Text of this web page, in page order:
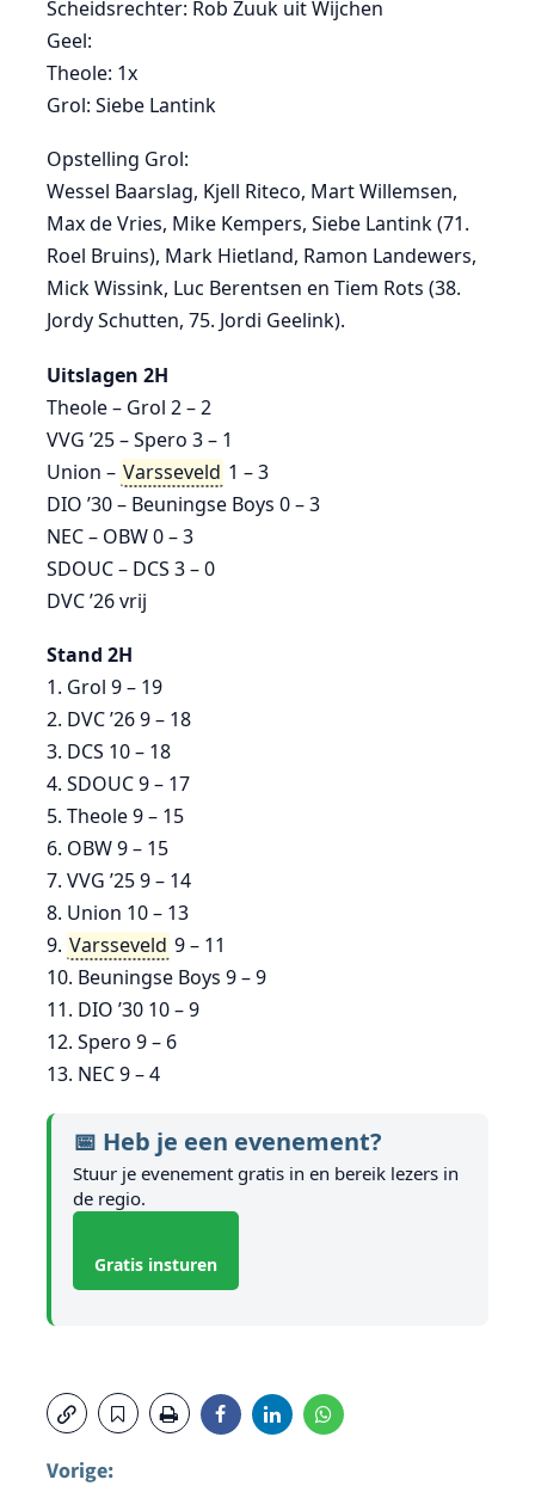
Scheidsrechter: Rob Zuuk uit Wijchen
Geel:
Theole: 1x
Grol: Siebe Lantink
Opstelling Grol:
Wessel Baarslag, Kjell Riteco, Mart Willemsen,
Max de Vries, Mike Kempers, Siebe Lantink (71.
Roel Bruins), Mark Hietland, Ramon Landewers,
Mick Wissink, Luc Berentsen en Tiem Rots (38.
Jordy Schutten, 75. Jordi Geelink).
Uitslagen 2H
Theole – Grol 2 – 2
VVG ’25 – Spero 3 – 1
Union – Varsseveld 1 – 3
DIO ’30 – Beuningse Boys 0 – 3
NEC – OBW 0 – 3
SDOUC – DCS 3 – 0
DVC ’26 vrij
Stand 2H
1. Grol 9 – 19
2. DVC ’26 9 – 18
3. DCS 10 – 18
4. SDOUC 9 – 17
5. Theole 9 – 15
6. OBW 9 – 15
7. VVG ’25 9 – 14
8. Union 10 – 13
9. Varsseveld 9 – 11
10. Beuningse Boys 9 – 9
11. DIO ’30 10 – 9
12. Spero 9 – 6
13. NEC 9 – 4
📅 Heb je een evenement?
Stuur je evenement gratis in en bereik lezers in
de regio.
Gratis insturen
Vorige: